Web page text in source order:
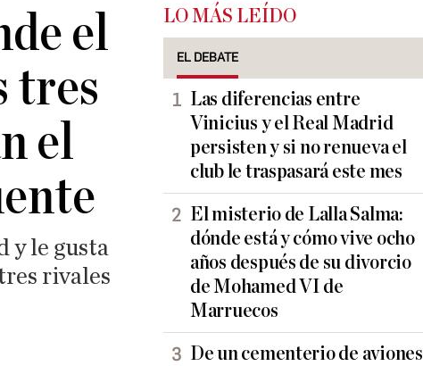
el
tres
el
y le gusta
rivales
LO MÁS LEÍDO
EL DEBATE
Las diferencias entre
Vinicius y el Real Madrid
persisten y si no renueva el
club le traspasará este mes
El misterio de Lalla Salma:
dónde está y cómo vive ocho
años después de su divorcio
de Mohamed VI de
Marruecos
De un cementerio de aviones